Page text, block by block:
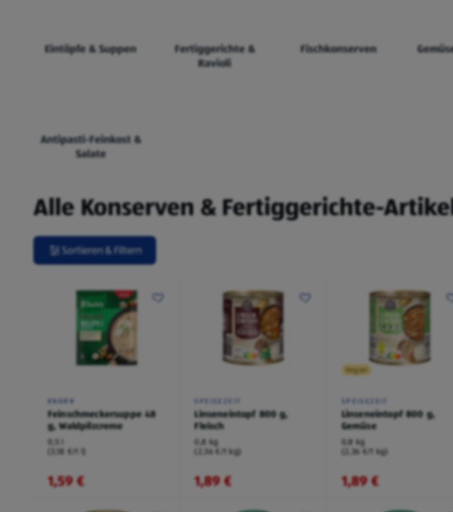
Eintöpfe & Suppen
Fertiggerichte &
Ravioli
Fischkonserven
Antipasti-Feinkost &
Salate
Alle Konserven & Fertiggerichte-
Sortieren & Filtern
KNORR
Feinschmeckersuppe 48
g, Waldpilzcreme
0,5 l
(3,18 €/1 l)
1,59 €
SPEISEZEIT
Linseneintopf 800 g,
Fleisch
0,8 kg
(2,36 €/1 kg)
1,89 €
Vegan
SPEISEZEIT
Linseneintopf 800 g,
Gemüse
0,8 kg
(2,36 €/1 kg)
1,89 €